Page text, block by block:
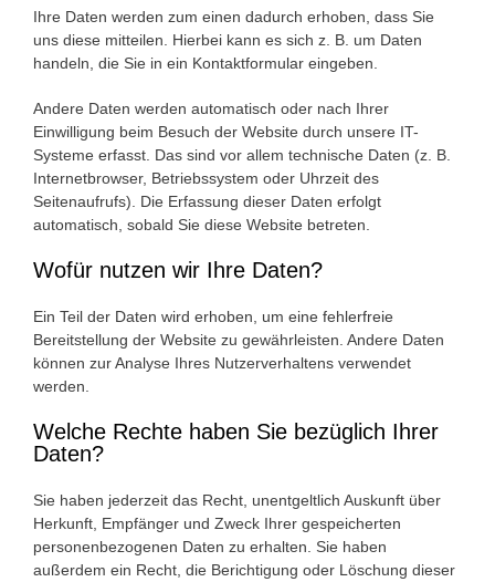
Ihre Daten werden zum einen dadurch erhoben, dass Sie
uns diese mitteilen. Hierbei kann es sich z. B. um Daten
handeln, die Sie in ein Kontaktformular eingeben.
Andere Daten werden automatisch oder nach Ihrer
Einwilligung beim Besuch der Website durch unsere IT-
Systeme erfasst. Das sind vor allem technische Daten (z. B.
Internetbrowser, Betriebssystem oder Uhrzeit des
Seitenaufrufs). Die Erfassung dieser Daten erfolgt
automatisch, sobald Sie diese Website betreten.
Wofür nutzen wir Ihre Daten?
Ein Teil der Daten wird erhoben, um eine fehlerfreie
Bereitstellung der Website zu gewährleisten. Andere Daten
können zur Analyse Ihres Nutzerverhaltens verwendet
werden.
Welche Rechte haben Sie bezüglich Ihrer
Daten?
Sie haben jederzeit das Recht, unentgeltlich Auskunft über
Herkunft, Empfänger und Zweck Ihrer gespeicherten
personenbezogenen Daten zu erhalten. Sie haben
außerdem ein Recht, die Berichtigung oder Löschung dieser